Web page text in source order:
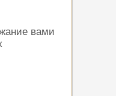
вами